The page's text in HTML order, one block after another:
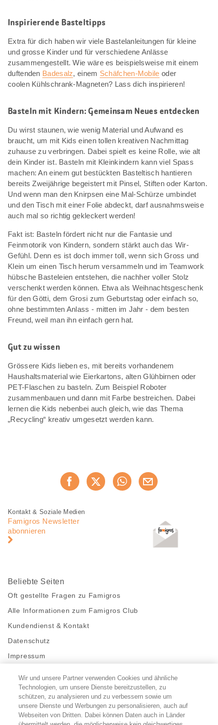
Inspirierende Basteltipps
Extra für dich haben wir viele Bastelanleitungen für kleine
und grosse Kinder und für verschiedene Anlässe
zusammengestellt. Wie wäre es beispielsweise mit einem
duftenden Badesalz, einem Schäfchen-Mobile oder
coolen Kühlschrank-Magneten? Lass dich inspirieren!
Basteln mit Kindern: Gemeinsam Neues entdecken
Du wirst staunen, wie wenig Material und Aufwand es
braucht, um mit Kids einen tollen kreativen Nachmittag
zuhause zu verbringen. Dabei spielt es keine Rolle, wie alt
dein Kinder ist. Basteln mit Kleinkindern kann viel Spass
machen: An einem gut bestückten Basteltisch hantieren
bereits Zweijährige begeistert mit Pinsel, Stiften oder Karton.
Und wenn man den Knirpsen eine Mal-Schürze umbindet
und den Tisch mit einer Folie abdeckt, darf ausnahmsweise
auch mal so richtig gekleckert werden!
Fakt ist: Basteln fördert nicht nur die Fantasie und
Feinmotorik von Kindern, sondern stärkt auch das Wir-
Gefühl. Denn es ist doch immer toll, wenn sich Gross und
Klein um einen Tisch herum versammeln und im Teamwork
hübsche Basteleien entstehen, die nachher voller Stolz
verschenkt werden können. Etwa als Weihnachtsgeschenk
für den Götti, dem Grosi zum Geburtstag oder einfach so,
ohne bestimmten Anlass - mitten im Jahr - dem besten
Freund, weil man ihn einfach gern hat.
Gut zu wissen
Grössere Kids lieben es, mit bereits vorhandenem
Haushaltsmaterial wie Eierkartons, alten Glühbirnen oder
PET-Flaschen zu basteln. Zum Beispiel Roboter
zusammenbauen und dann mit Farbe bestreichen. Dabei
lernen die Kids nebenbei auch gleich, wie das Thema
„Recycling“ kreativ umgesetzt werden kann.
Jetzt weiterempfehlen
Fusszeile
Fusszeile
Navigation
Kontakt & Soziale Medien
Famigros Newsletter
abonnieren
Beliebte Seiten
Oft gestellte Fragen zu Famigros
Alle Informationen zum Famigros Club
Kundendienst & Kontakt
Datenschutz
Impressum
Bleibe mit uns in Kontakt
Facebook
https://twitter.com/migros
https://www.youtube.com/user/
PinterestInstagram
Wir und unsere Partner verwenden Cookies und ähnliche
Technologien, um unsere Dienste bereitzustellen, zu
schützen, zu analysieren und zu verbessern sowie um
unsere Dienste und Werbungen zu personalisieren, auch auf
Webseiten von Dritten. Dabei können Daten auch in Länder